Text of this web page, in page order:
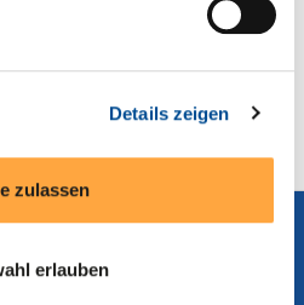
Details zeigen
zulassen
erlauben
Newsletter